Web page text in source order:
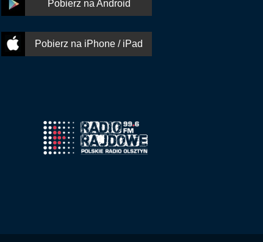
Pobierz na Android
Pobierz na iPhone / iPad